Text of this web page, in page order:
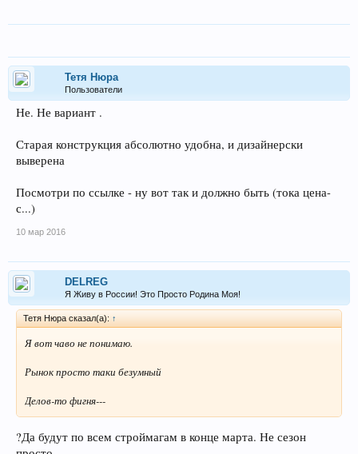
Тетя Нюра
Пользователи
Не. Не вариант .
Старая конструкция абсолютно удобна, и дизайнерски
выверена
Посмотри по ссылке - ну вот так и должно быть (тока цена-
с...)
10 мар 2016
DELREG
Я Живу в России! Это Просто Родина Моя!
Тетя Нюра сказал(а): ↑
Я вот чаво не понимаю.
Рынок просто таки безумный
Делов-то фигня---
?Да будут по всем строймагам в конце марта. Не сезон